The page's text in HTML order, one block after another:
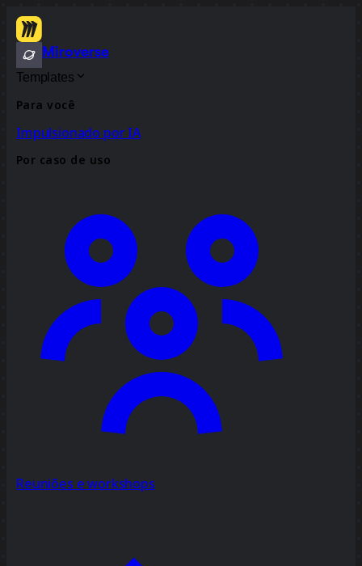
Miroverse
Templates
Para você
Impulsionado por IA
Por caso de uso
Reuniões e workshops